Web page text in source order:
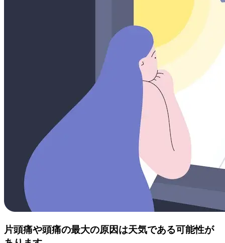
片頭痛や頭痛の最大の原因は天気である可能性が